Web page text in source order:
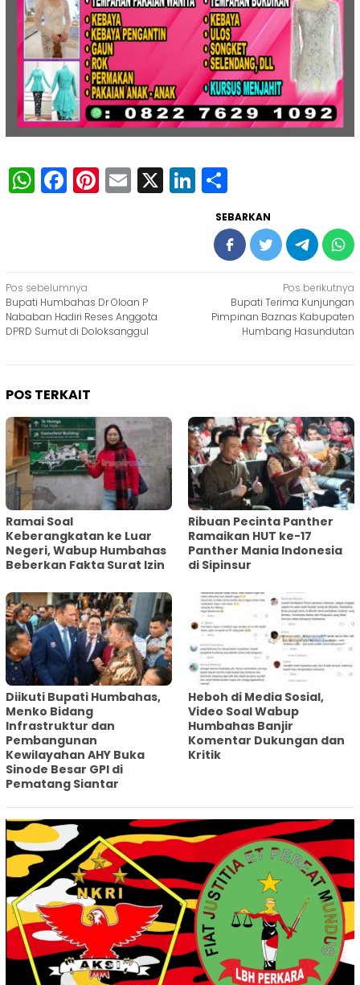
WhatsApp
Facebook
Pinterest
Email
X LinkedIn
SEBARKAN
Navigasi
pos
Pos sebelumnya
Bupati Humbahas Dr Oloan P
Nababan Hadiri Reses Anggota
DPRD Sumut di Doloksanggul
Pos berikutnya
Bupati Terima Kunjungan
Pimpinan Baznas Kabupaten
Humbang Hasundutan
POS TERKAIT
Ramai Soal
Keberangkatan ke Luar
Negeri, Wabup Humbahas
Beberkan Fakta Surat Izin
Ribuan Pecinta Panther
Ramaikan HUT ke-17
Panther Mania Indonesia
di Sipinsur
Diikuti Bupati Humbahas,
Menko Bidang
Infrastruktur dan
Pembangunan
Kewilayahan AHY Buka
Sinode Besar GPI di
Pematang Siantar
Heboh di Media Sosial,
Video Soal Wabup
Humbahas Banjir
Komentar Dukungan dan
Kritik